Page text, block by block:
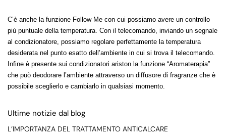
C’è anche la funzione Follow Me con cui possiamo avere un controllo
più puntuale della temperatura. Con il telecomando, inviando un segnale
al condizionatore, possiamo regolare perfettamente la temperatura
desiderata nel punto esatto dell’ambiente in cui si trova il telecomando.
Infine è presente sui condizionatori ariston la funzione “Aromaterapia”
che può deodorare l’ambiente attraverso un diffusore di fragranze che è
possibile sceglierlo e cambiarlo in qualsiasi momento.
Ultime notizie dal blog
L’IMPORTANZA DEL TRATTAMENTO ANTICALCARE